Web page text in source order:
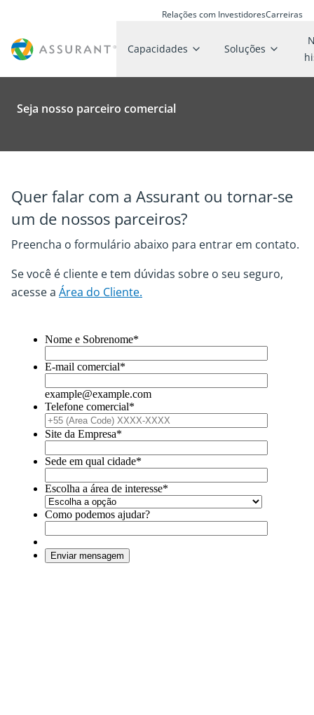
Relações com InvestidoresCarreiras
Capacidades Soluções
Seja nosso parceiro comercial
Quer falar com a Assurant ou tornar-se
um de nossos parceiros?
Preencha o formulário abaixo para entrar em contato.
Se você é cliente e tem dúvidas sobre o seu seguro,
acesse a Área do Cliente.